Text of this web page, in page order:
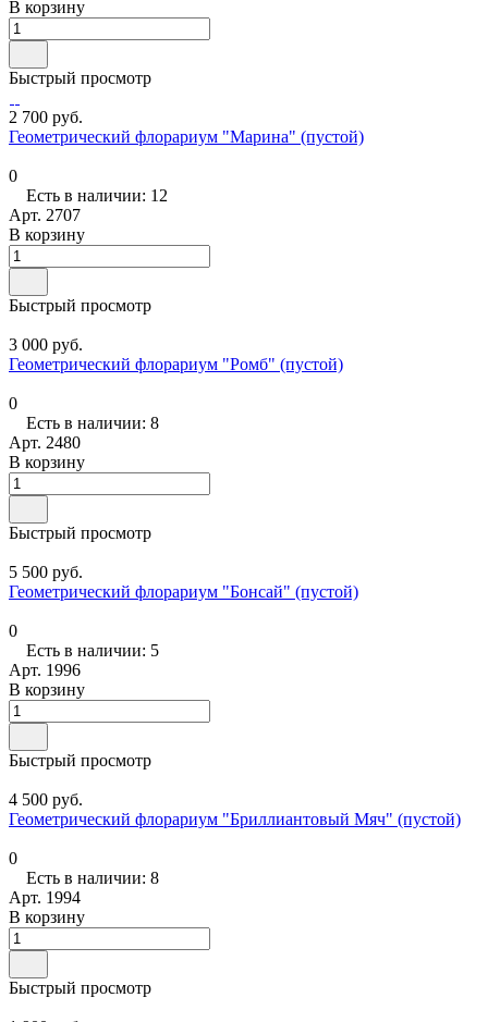
В корзину
Быстрый просмотр
2 700 руб.
Геометрический флорариум "Марина" (пустой)
0
Есть в наличии: 12
Арт. 2707
В корзину
Быстрый просмотр
3 000 руб.
Геометрический флорариум "Ромб" (пустой)
0
Есть в наличии: 8
Арт. 2480
В корзину
Быстрый просмотр
5 500 руб.
Геометрический флорариум "Бонсай" (пустой)
0
Есть в наличии: 5
Арт. 1996
В корзину
Быстрый просмотр
4 500 руб.
Геометрический флорариум "Бриллиантовый Мяч" (пустой)
0
Есть в наличии: 8
Арт. 1994
В корзину
Быстрый просмотр